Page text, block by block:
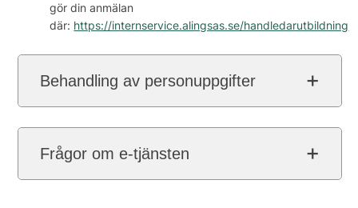
gör din anmälan
där: https://internservice.alingsas.se/handledarutbildning
Behandling av personuppgifter
Frågor om e-tjänsten